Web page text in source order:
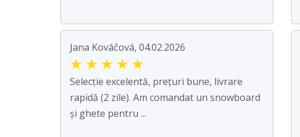
Jana Kováčová, 04.02.2026
★ ★ ★ ★ ★
Selecție excelentă, prețuri bune, livrare
rapidă (2 zile). Am comandat un snowboard
și ghete pentru ...